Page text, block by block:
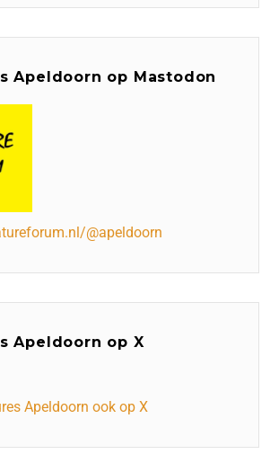
Apeldoorn op Mastodon
@apeldoorn
Apeldoorn op X
Apeldoorn ook op X